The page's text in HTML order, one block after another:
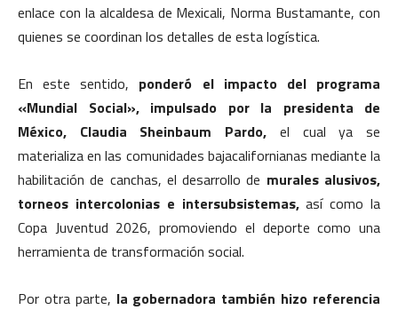
enlace con la alcaldesa de Mexicali, Norma Bustamante, con
quienes se coordinan los detalles de esta logística.
En este sentido, ponderó el impacto del programa
«Mundial Social», impulsado por la presidenta de
México, Claudia Sheinbaum Pardo, el cual ya se
materializa en las comunidades bajacalifornianas mediante la
habilitación de canchas, el desarrollo de murales alusivos,
torneos intercolonias e intersubsistemas,así como la
Copa Juventud 2026, promoviendo el deporte como una
herramienta de transformación social.
Por otra parte, la gobernadora también hizo referencia